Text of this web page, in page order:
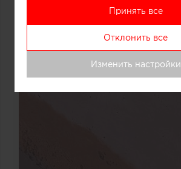
Принять все
Отклонить все
Изменить настройки